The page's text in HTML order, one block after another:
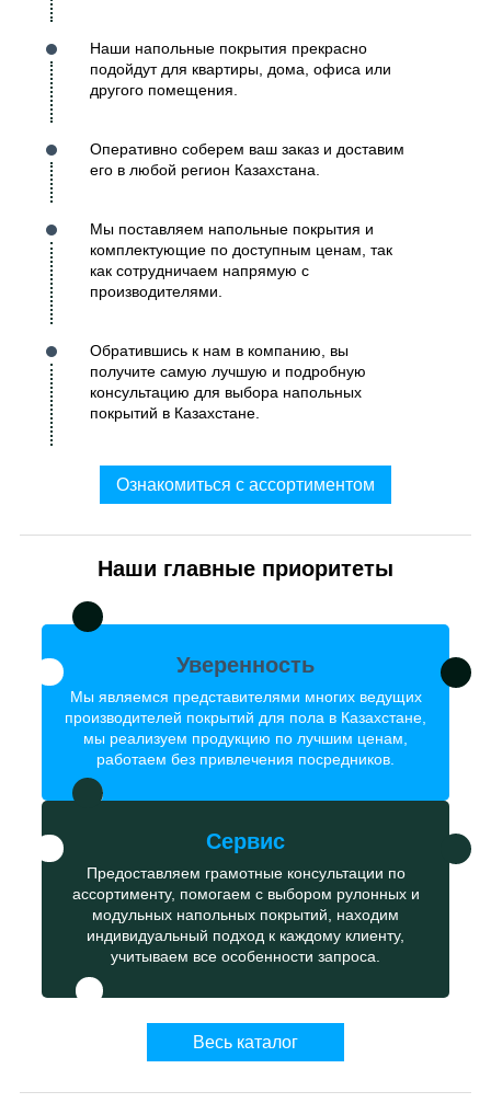
Наши напольные покрытия прекрасно
подойдут для квартиры, дома, офиса или
другого помещения.
Оперативно соберем ваш заказ и доставим
его в любой регион Казахстана.
Мы поставляем напольные покрытия и
комплектующие по доступным ценам, так
как сотрудничаем напрямую с
производителями.
Обратившись к нам в компанию, вы
получите самую лучшую и подробную
консультацию для выбора напольных
покрытий в Казахстане.
Ознакомиться с ассортиментом
Наши главные приоритеты
Уверенность
Мы являемся представителями многих ведущих
производителей покрытий для пола в Казахстане,
мы реализуем продукцию по лучшим ценам,
работаем без привлечения посредников.
Сервис
Предоставляем грамотные консультации по
ассортименту, помогаем с выбором рулонных и
модульных напольных покрытий, находим
индивидуальный подход к каждому клиенту,
учитываем все особенности запроса.
Весь каталог